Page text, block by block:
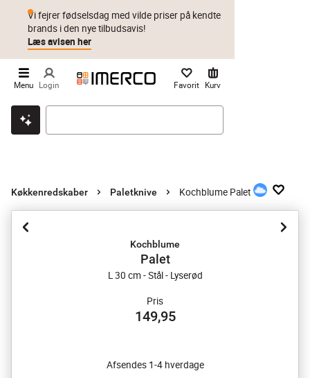
Klik & hent Byt i 1 år Prismatch
Vi fejrer fødselsdag med vilde priser på kendte
brands i den nye tilbudsavis!
Læs avisen her
Menu Login Favorit Kurv
Køkkenredskaber Paletknive Kochblume Palet
Kochblume
Palet
L 30 cm - Stål - Lyserød
Pris
149,95
Afsendes 1-4 hverdage